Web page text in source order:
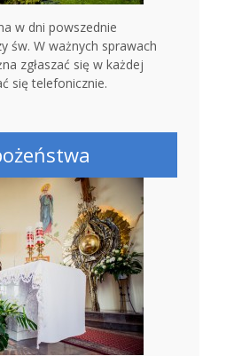
w dni powszednie
św. W ważnych sprawach
zgłaszać się w każdej
się telefonicznie.